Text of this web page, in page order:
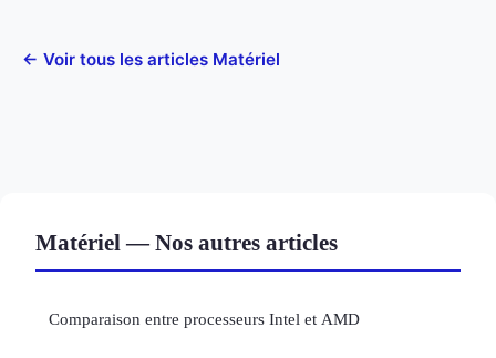
← Voir tous les articles Matériel
Matériel — Nos autres articles
Comparaison entre processeurs Intel et AMD